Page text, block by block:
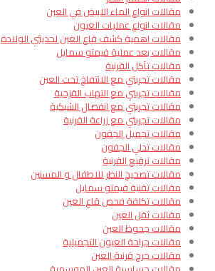
مقالات انواع الماء الابيض في العين
مقالات انواع عمليات العيون
مقالات اهمية كشف قاع العين لحديثي الولادة
مقالات بعد عملية فيمتو سمايل
مقالات تآكل القرنية
مقالات تجربتي مع الانتفاخ تحت العين
مقالات تجربتي مع التهاب القزحية
مقالات تجربتي مع انفصال الشبكية
مقالات تجربتي مع زراعة القرنية
مقالات تجميل الجفون
مقالات تدلي الجفون
مقالات ترقيع القرنية
مقالات تصحيح النظر للاطفال و المسنين
مقالات تقنية فيمتو سمايل
مقالات تكلفة فحص قاع العين
مقالات ثقل العين
مقالات جحوظ العين
مقالات جراحة العيون التجميلية
مقالات جرح قرنية العين